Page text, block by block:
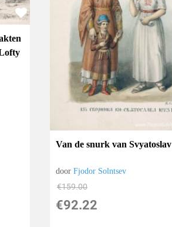
Van de snurk van Svyatoslav
doorFjodor Solntsev
€159.00
€92.22